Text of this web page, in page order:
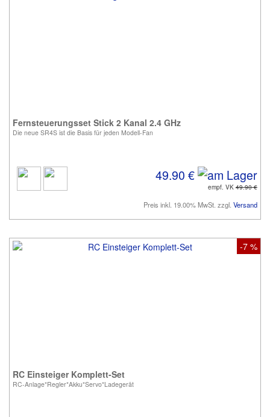
Fernsteuerungsset Stick 2 Kanal 2.4 GHz
Die neue SR4S ist die Basis für jeden Modell-Fan
49.90 €
empf. VK 49.90 €
Preis inkl. 19.00% MwSt. zzgl. Versand
-7 %
RC Einsteiger Komplett-Set
RC-Anlage*Regler*Akku*Servo*Ladegerät